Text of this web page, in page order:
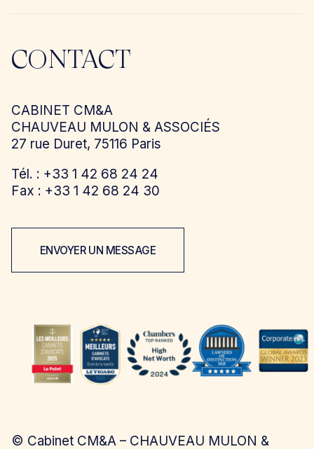
CONTACT
CABINET CM&A
CHAUVEAU MULON & ASSOCIÉS
27 rue Duret, 75116 Paris
Tél. : +33 1 42 68 24 24
Fax : +33 1 42 68 24 30
ENVOYER UN MESSAGE
© Cabinet CM&A – CHAUVEAU MULON &